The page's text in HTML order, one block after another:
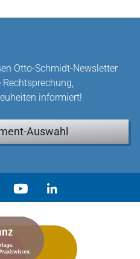
Otto-Schmidt-Newsletter
informiert!
Auswahl